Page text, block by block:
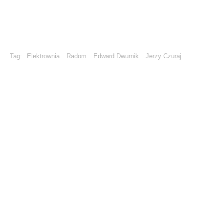
Tag: Elektrownia Radom Edward Dwurnik Jerzy Czuraj